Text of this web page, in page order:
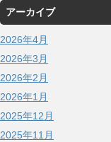
アーカイブ
2026年4月
2026年3月
2026年2月
2026年1月
2025年12月
2025年11月